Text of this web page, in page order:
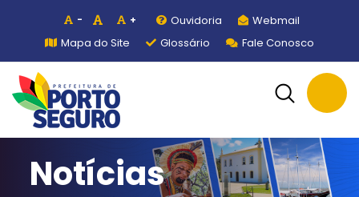
- + Ouvidoria
Webmail
Mapa do Site
Glossário Fale Conosco
Notícias